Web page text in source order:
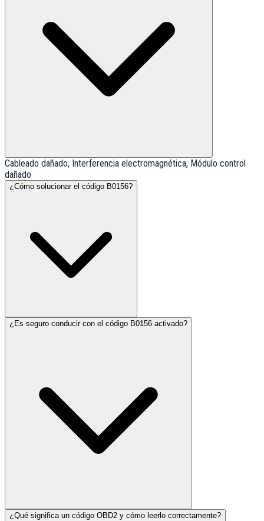
Cableado dañado, Interferencia electromagnética, Módulo control
dañado
¿Cómo solucionar el código B0156?
¿Es seguro conducir con el código B0156 activado?
¿Qué significa un código OBD2 y cómo leerlo correctamente?